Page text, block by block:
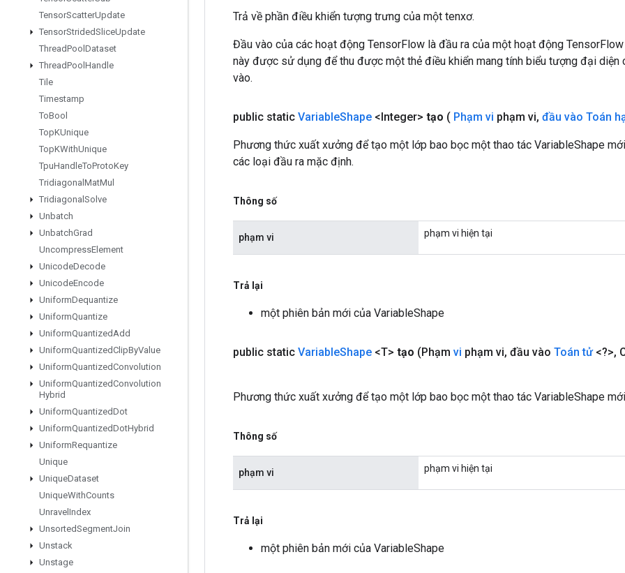
TensorScatterUpdate
TensorStridedSliceUpdate
ThreadPool Dataset
ThreadPool Handle
Tile
Timestamp
ToBool
TopKUnique
TopKWithUnique
TpuHandleToProtoKey
Tridiagonal MatMul
Tridiagonal Solve
Unbatch
UnbatchGrad
UncompressElement
UnicodeDecode
UnicodeEncode
UniformDequantize
UniformQuantize
UniformQuantizedAdd
UniformQuantizedClipByValue
UniformQuantizedConvolution
UniformQuantizedConvolution
Hybrid
UniformQuantizedDot
UniformQuantizedDotHybrid
UniformRequantize
Unique
UniqueDataset
UniqueWithCounts
Unravel Index
UnsortedSegmentJoin
Unstack
Unstage
Trả về phần điều khiển tượng trưng của một tenxơ.
Đầu vào của các hoạt động TensorFlow là đầu ra của một hoạt động
này được sử dụng để thu được một thẻ điều khiển mang tính biểu tượng đại diện
vào.
public static VariableShape <Integer> tạo ( Phạm vi phạm vi, đầu vào Toán
Phương thức xuất xưởng để tạo một lớp bao bọc một thao tác VariableShape
các loại đầu ra mặc định.
Thông số
phạm vi phạm vi hiện tại
Trả lại
một phiên bản mới của VariableShape
public static VariableShape <T> tạo (Phạm vi phạm vi, đầu vào Toán tử<?>,
Phương thức xuất xưởng để tạo một lớp bao bọc một thao tác VariableShape
Thông số
phạm vi phạm vi hiện tại
Trả lại
một phiên bản mới của VariableShape